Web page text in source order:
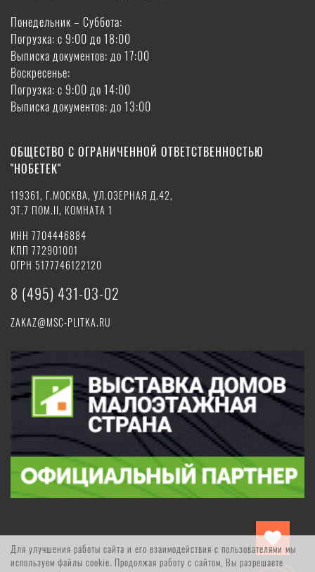
Для улучшения работы сайта и его взаимодействия с пользователями мы
используем файлы cookie. Продолжая работу с сайтом, Вы разрешаете
Понедельник – Суббота:
Погрузка: с 9:00 до 18:00
Выписка документов: до 17:00
Воскресенье:
Погрузка: с 9:00 до 14:00
Выписка документов: до 13:00
ОБЩЕСТВО С ОГРАНИЧЕННОЙ ОТВЕТСТВЕННОСТЬЮ
"НОБЕТЕК"
119361, Г.МОСКВА, УЛ.ОЗЕРНАЯ Д.42,
ЭТ.7 ПОМ.II, КОМНАТА 1
ИНН 7704446884
КПП 772901001
ОГРН 5177746122120
8 (495) 431-03-02
ZAKAZ@MSC-PLITKA.RU